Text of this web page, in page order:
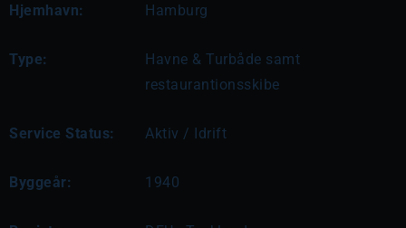
Hjemhavn: Hamburg
Type:
Havne & Turbåde samt
restaurantionsskibe
Service Status: Aktiv / Idrift
Byggeår: 1940